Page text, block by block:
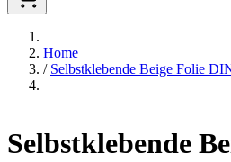
Home
/ Selbstklebende Beige Folie
Selbstklebende